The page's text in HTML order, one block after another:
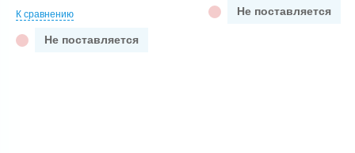
К сравнению
Не поставляется
Не поставляется